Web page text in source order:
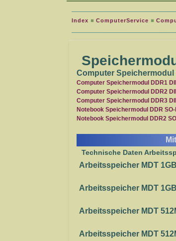
Index ComputerService
Computer Speichermodul
Computer Speichermodul DDR1
Computer Speichermodul DDR2
Computer Speichermodul DDR3
Notebook Speichermodul DDR SO-
Notebook Speichermodul DDR2
Technische Daten
Arbeitsspeicher MDT
Arbeitsspeicher MDT
Arbeitsspeicher MDT
Arbeitsspeicher MDT